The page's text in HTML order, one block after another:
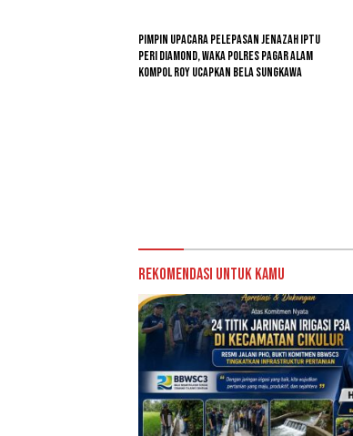
Pimpin Upacara Pelepasan Jenazah Iptu
Peri Diamond, Waka Polres Pagar Alam
Kompol Roy Ucapkan Bela Sungkawa
Rekomendasi untuk kamu